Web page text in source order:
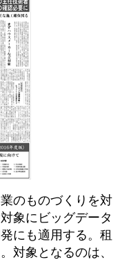
のものづくりを対
象にビッグデータ
にも適用する。租
対象となるのは、